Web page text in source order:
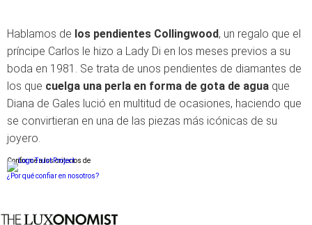
Hablamos de los pendientes Collingwood, un regalo que el
príncipe Carlos le hizo a Lady Di en los meses previos a su
boda en 1981. Se trata de unos pendientes de diamantes de
los que cuelga una perla en forma de gota de agua que
Diana de Gales lució en multitud de ocasiones, haciendo que
se convirtieran en una de las piezas más icónicas de su
joyero.
Conforme a los criterios de
¿Por qué confiar en nosotros?